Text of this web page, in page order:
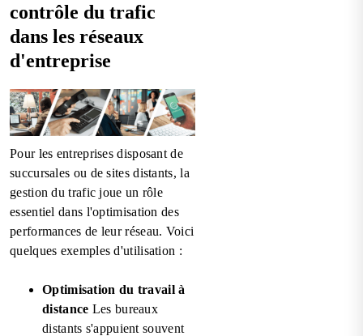
contrôle du trafic
dans les réseaux
d'entreprise
Pour les entreprises disposant de
succursales ou de sites distants, la
gestion du trafic joue un rôle
essentiel dans l'optimisation des
performances de leur réseau. Voici
quelques exemples d'utilisation :
Optimisation du travail à
distance Les bureaux
distants s'appuient souvent